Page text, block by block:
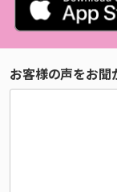
お客様の声をお聞